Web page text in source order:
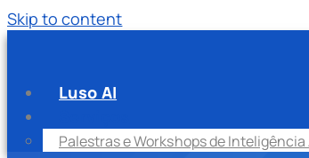
Skip to content
Luso AI
Palestras e Workshops de